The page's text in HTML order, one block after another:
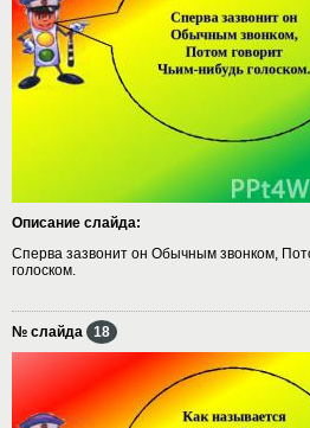
Описание слайда:
Сперва зазвонит он Обычным звонком,
голоском.
№ слайда 18